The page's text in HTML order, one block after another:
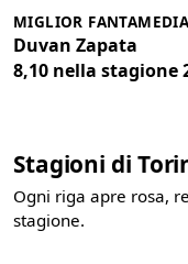
MIGLIOR
Duvan Zapata
8,10 nella stagione
Stagioni di
Ogni riga apre rosa,
stagione.